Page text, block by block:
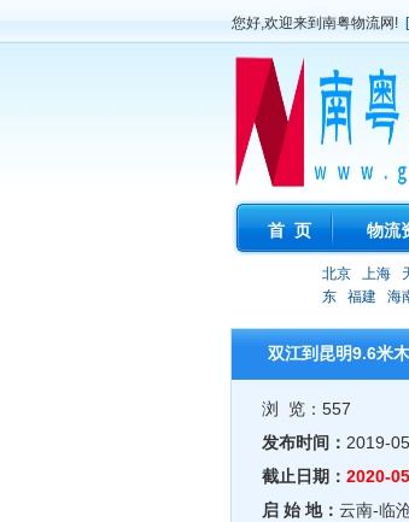
您好,欢迎来到南粤物流网!
首 页 物流
北京 上海
东
福建 海
双江到昆明9.6米
浏 览：557
发布时间： 2019-
截止日期： 2020-
启 始 地： 云南-临